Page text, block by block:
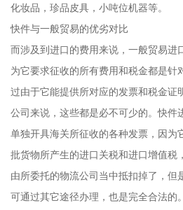
化妆品，珍品皮具，小吨位机器等。
快件与一般贸易的优劣对比
而涉及到进口的费用来说，一般贸易进
为它要求征收的所有费用和税金都是针
过由于它能提供所对应的发票和税金证
公司来说，这些都是必不可少的。快件
单独开具海关所征收的各种发票，因为
批货物所产生的进口关税和进口增值税
由所委托的物流公司当中抵扣掉了，但
可通过其它途径办理，也是完全合法的